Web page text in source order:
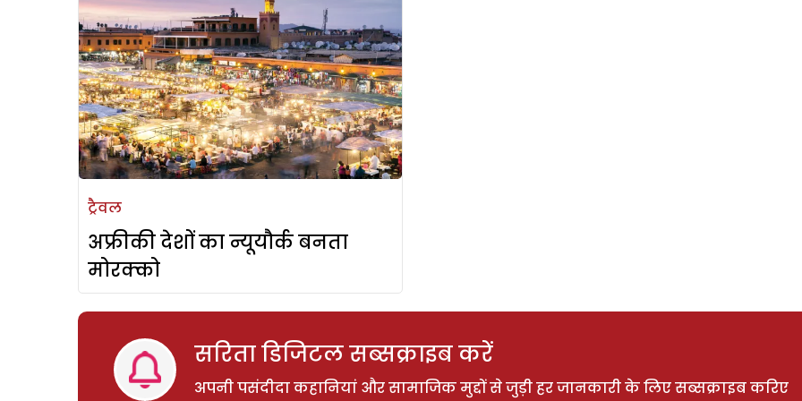
ट्रैवल
अफ्रीकी देशों का न्यूयौर्क बनता
मोरक्को
सरिता डिजिटल सब्सक्राइब करें
अपनी पसंदीदा कहानियां और सामाजिक मुद्दों से जुड़ी हर जानकारी के लिए सब्सक्राइब करिए